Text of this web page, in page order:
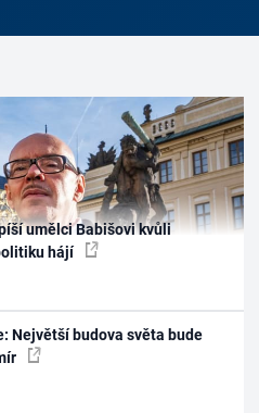
umělci Babišovi kvůli
hájí
Největší budova světa bude